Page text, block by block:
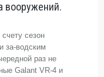
вооружений.
сезон
за-водским
раз не
Galant VR-4 и